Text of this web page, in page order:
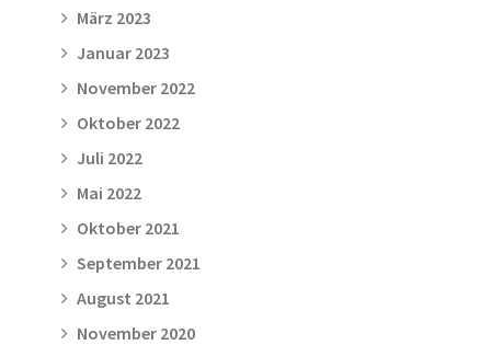
März 2023
Januar 2023
November 2022
Oktober 2022
Juli 2022
Mai 2022
Oktober 2021
September 2021
August 2021
November 2020